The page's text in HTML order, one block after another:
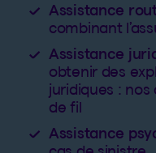
Assistance
combinant
Assistance
obtenir des
juridiques :
de fil
Assistance